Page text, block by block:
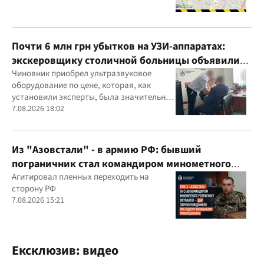
Почти 6 млн грн убытков на УЗИ-аппаратах:
экскеровщику столичной больницы объявили
подозрение
Чиновник приобрел ультразвуковое
оборудование по цене, которая, как
установили эксперты, была значительно
выше рыночной
7.08.2026 18:02
Из "Азовстали" - в армию РФ: бывший
пограничник стал командиром минометного
расчета оккупантов
Агитировал пленных переходить на
сторону РФ
7.08.2026 15:21
Ексклюзив: видео